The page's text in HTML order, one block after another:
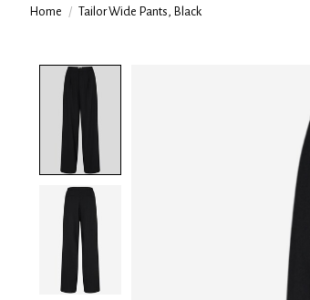
Home / Tailor Wide Pants, Black